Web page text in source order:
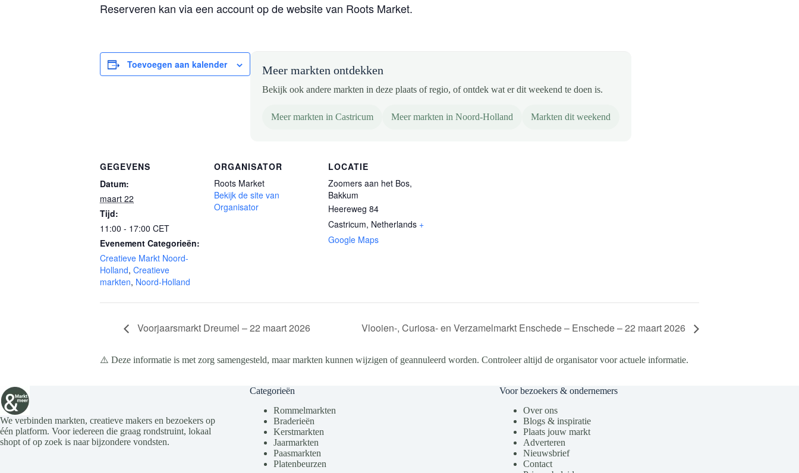
Reserveren kan via een account op de website van Roots Market.
Toevoegen aan kalender Meer markten ontdekken
Bekijk ook andere markten in deze plaats of regio, of ontdek wat er dit weekend te doen is.
Meer markten in Castricum Meer markten in Noord-Holland Markten dit weekend
GEGEVENS
Datum:
maart 22
Tijd:
11:00 - 17:00 CET
Evenement Categorieën:
Creatieve Markt Noord-
Holland, Creatieve
markten, Noord-Holland
ORGANISATOR
Roots Market
Bekijk de site van
Organisator
LOCATIE
Zoomers aan het Bos,
Bakkum
Heereweg 84
Castricum, Netherlands +
Google Maps
Voorjaarsmarkt Dreumel – 22 maart 2026 Vlooien-, Curiosa- en Verzamelmarkt Enschede – Enschede – 22 maart 2026
⚠️ Deze informatie is met zorg samengesteld, maar markten kunnen wijzigen of geannuleerd worden. Controleer altijd de organisator voor actuele informatie.
We verbinden markten, creatieve makers en bezoekers op
één platform. Voor iedereen die graag rondstruint, lokaal
shopt of op zoek is naar bijzondere vondsten.
Categorieën
Rommelmarkten
Braderieën
Kerstmarkten
Jaarmarkten
Paasmarkten
Platenbeurzen
Voor bezoekers & ondernemers
Over ons
Blogs & inspiratie
Plaats jouw markt
Adverteren
Nieuwsbrief
Contact